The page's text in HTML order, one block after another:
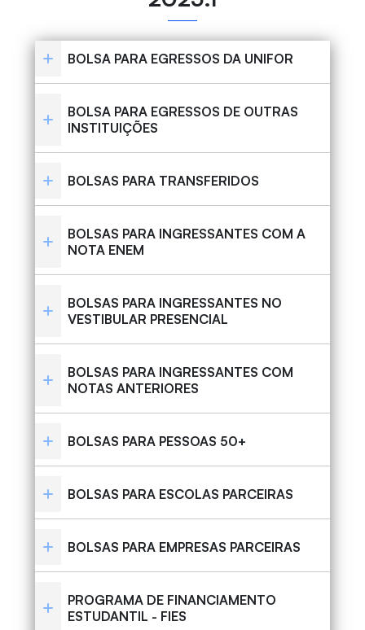
BOLSA PARA EGRESSOS DA UNIFOR
BOLSA PARA EGRESSOS DE OUTRAS
INSTITUIÇÕES
BOLSAS PARA TRANSFERIDOS
BOLSAS PARA INGRESSANTES COM A
NOTA ENEM
BOLSAS PARA INGRESSANTES NO
VESTIBULAR PRESENCIAL
BOLSAS PARA INGRESSANTES COM
NOTAS ANTERIORES
BOLSAS PARA PESSOAS 50+
BOLSAS PARA ESCOLAS PARCEIRAS
BOLSAS PARA EMPRESAS PARCEIRAS
PROGRAMA DE FINANCIAMENTO
ESTUDANTIL - FIES